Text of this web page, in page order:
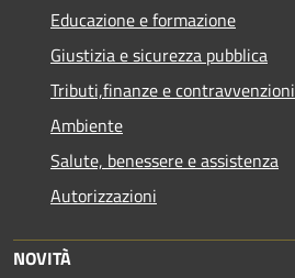
Educazione e formazione
Giustizia e sicurezza pubblica
Tributi,finanze e contravvenzioni
Ambiente
Salute, benessere e assistenza
Autorizzazioni
NOVITÀ